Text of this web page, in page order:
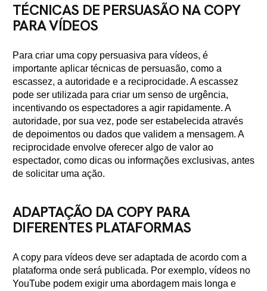
TÉCNICAS DE PERSUASÃO NA COPY
PARA VÍDEOS
Para criar uma copy persuasiva para vídeos, é
importante aplicar técnicas de persuasão, como a
escassez, a autoridade e a reciprocidade. A escassez
pode ser utilizada para criar um senso de urgência,
incentivando os espectadores a agir rapidamente. A
autoridade, por sua vez, pode ser estabelecida através
de depoimentos ou dados que validem a mensagem. A
reciprocidade envolve oferecer algo de valor ao
espectador, como dicas ou informações exclusivas, antes
de solicitar uma ação.
ADAPTAÇÃO DA COPY PARA
DIFERENTES PLATAFORMAS
A copy para vídeos deve ser adaptada de acordo com a
plataforma onde será publicada. Por exemplo, vídeos no
YouTube podem exigir uma abordagem mais longa e